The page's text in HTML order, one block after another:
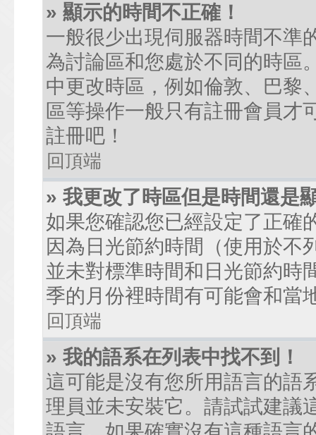
» 顯示的時間不正確！
一般很少出現伺服器時間不準
為討論區和您處於不同的時區
中更改時區，例如倫敦、巴黎
區等操作一般只有註冊會員才
註冊吧！
回頂端
» 我更改了時區但是時間還是
如果您確認您已經設定了正確
因為日光節約時間（使用於不
並未對標準時間和日光節約時
季的月份裡時間有可能會和當
回頂端
» 我的語系在列表中找不到！
這可能是沒有您所用語言的語
理員並未安裝它。請試試建議